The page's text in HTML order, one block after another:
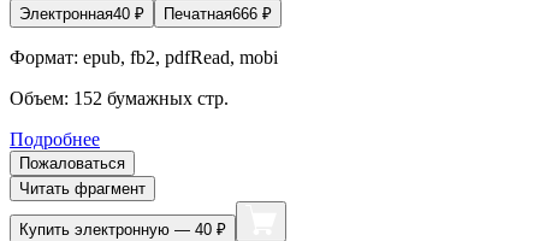
Электронная40 ₽ Печатная666 ₽
Формат: epub, fb2, pdfRead, mobi
Объем: 152 бумажных стр.
Подробнее
Пожаловаться
Читать фрагмент
Купить электронную — 40 ₽